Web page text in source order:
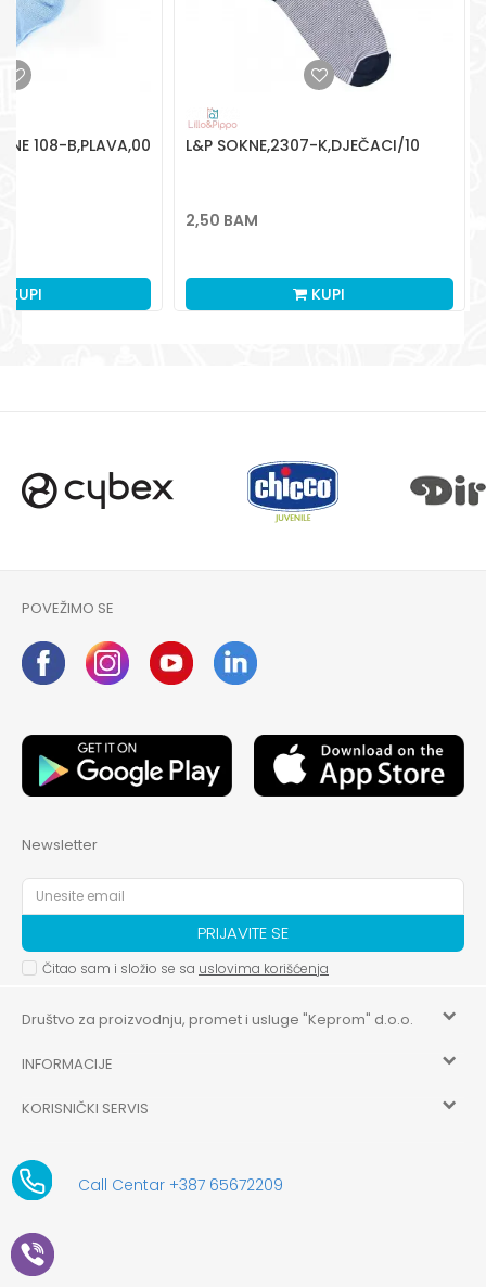
108-B,PLAVA,00
KUPI
L&P SOKNE,2307-K,DJEČACI/10
2,50 BAM
KUPI
POVEŽIMO SE
Newsletter
PRIJAVITE SE
Čitao sam i složio se sa uslovima korišćenja
Društvo za proizvodnju, promet i usluge "Keprom" d.o.o.
HILANDARSKA 32, ISTOČNO NOVO SARAJEVO, ISTOČNO
aksaonlinebih@aksabih.ba
5514802214205743
61-01-0052-11
11079253
INFORMACIJE
Zaposlenje
Saradnja
KORISNIČKI SERVIS
Uslovi korišćenja i prodaje
Kako kupiti
Call Centar +387 65672209